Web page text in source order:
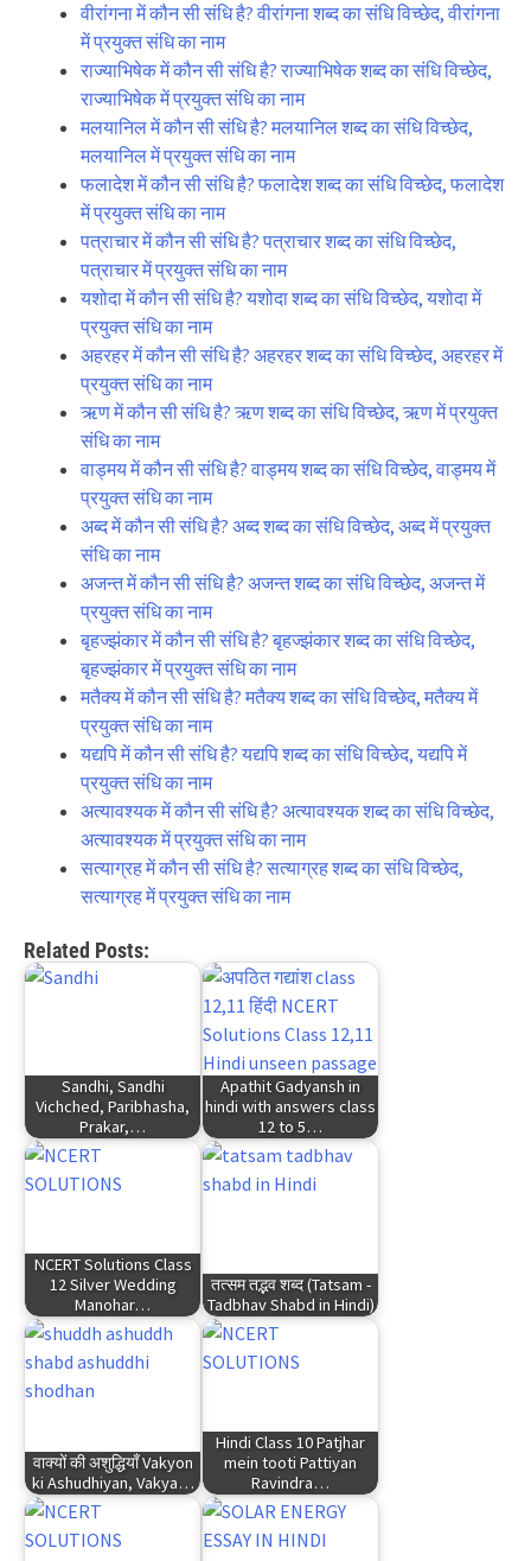
वीरांगना में कौन सी संधि है? वीरांगना शब्द का संधि विच्छेद, वीरांगना
में प्रयुक्त संधि का नाम
राज्याभिषेक में कौन सी संधि है? राज्याभिषेक शब्द का संधि विच्छेद,
राज्याभिषेक में प्रयुक्त संधि का नाम
मलयानिल में कौन सी संधि है? मलयानिल शब्द का संधि विच्छेद,
मलयानिल में प्रयुक्त संधि का नाम
फलादेश में कौन सी संधि है? फलादेश शब्द का संधि विच्छेद, फलादेश
में प्रयुक्त संधि का नाम
पत्राचार में कौन सी संधि है? पत्राचार शब्द का संधि विच्छेद,
पत्राचार में प्रयुक्त संधि का नाम
यशोदा में कौन सी संधि है? यशोदा शब्द का संधि विच्छेद, यशोदा में
प्रयुक्त संधि का नाम
अहरहर में कौन सी संधि है? अहरहर शब्द का संधि विच्छेद, अहरहर में
प्रयुक्त संधि का नाम
ऋण में कौन सी संधि है? ऋण शब्द का संधि विच्छेद, ऋण में प्रयुक्त
संधि का नाम
वाड्मय में कौन सी संधि है? वाड्मय शब्द का संधि विच्छेद, वाड्मय में
प्रयुक्त संधि का नाम
अब्द में कौन सी संधि है? अब्द शब्द का संधि विच्छेद, अब्द में प्रयुक्त
संधि का नाम
अजन्त में कौन सी संधि है? अजन्त शब्द का संधि विच्छेद, अजन्त में
प्रयुक्त संधि का नाम
बृहज्झंकार में कौन सी संधि है? बृहज्झंकार शब्द का संधि विच्छेद,
बृहज्झंकार में प्रयुक्त संधि का नाम
मतैक्य में कौन सी संधि है? मतैक्य शब्द का संधि विच्छेद, मतैक्य में
प्रयुक्त संधि का नाम
यद्यपि में कौन सी संधि है? यद्यपि शब्द का संधि विच्छेद, यद्यपि में
प्रयुक्त संधि का नाम
अत्यावश्यक में कौन सी संधि है? अत्यावश्यक शब्द का संधि विच्छेद,
अत्यावश्यक में प्रयुक्त संधि का नाम
सत्याग्रह में कौन सी संधि है? सत्याग्रह शब्द का संधि विच्छेद,
सत्याग्रह में प्रयुक्त संधि का नाम
Related Posts:
Sandhi, Sandhi
Vichched, Paribhasha,
Prakar,…
Apathit Gadyansh in
hindi with answers class
12 to 5…
NCERT Solutions Class
12 Silver Wedding
Manohar…
तत्सम तद्भव शब्द (Tatsam -
Tadbhav Shabd in Hindi)
वाक्यों की अशुद्धियाँ Vakyon
ki Ashudhiyan, Vakya…
Hindi Class 10 Patjhar
mein tooti Pattiyan
Ravindra…